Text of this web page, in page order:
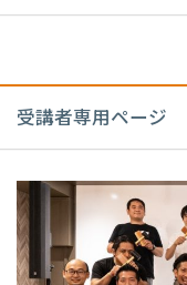
受講者専用ページ